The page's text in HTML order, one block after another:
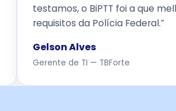
testamos, o BiPTT foi a que
requisitos da Polícia Federal.”
Gelson Alves
Gerente de TI — TBForte